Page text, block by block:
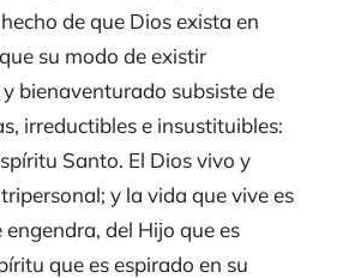
de que Dios exista en
su modo de existir
bienaventurado subsiste de
irreductibles e insustituibles:
Santo. El Dios vivo y
y la vida que vive es
del Hijo que es
que es espirado en su